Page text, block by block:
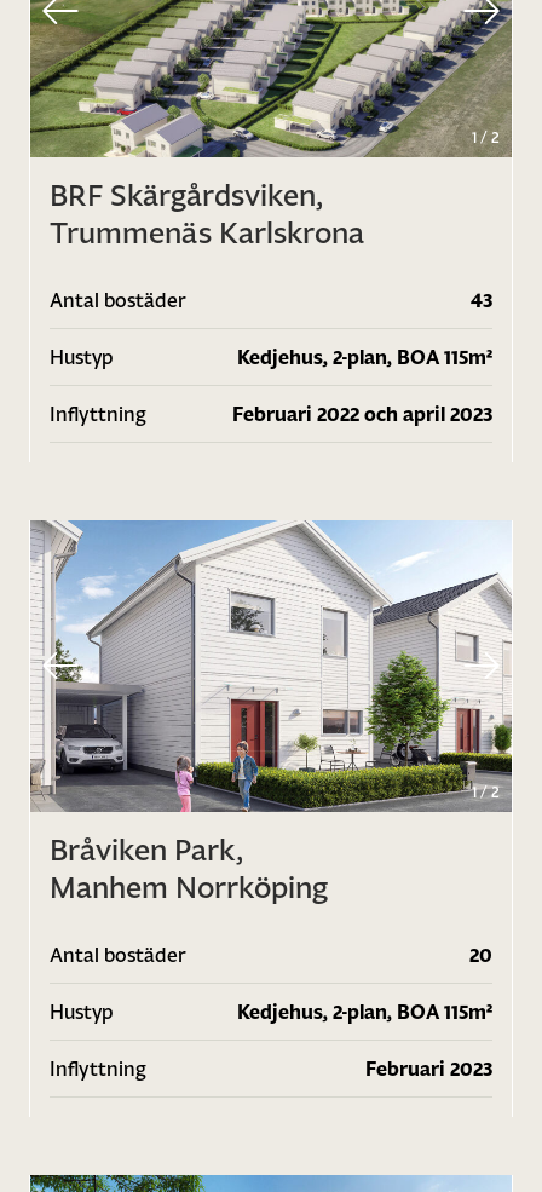
1/2
BRF Skärgårdsviken,
Trummenäs Karlskrona
Antal bostäder 43
Hustyp Kedjehus, 2-plan, BOA 115m²
Inflyttning Februari 2022 och april 2023
1/2
Bråviken Park,
Manhem Norrköping
Antal bostäder 20
Hustyp Kedjehus, 2-plan, BOA 115m²
Inflyttning Februari 2023